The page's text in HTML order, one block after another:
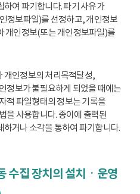
여 파기합니다. 파기 사유가
정보파일)를 선정하고, 개인정보
개인정보(또는 개인정보파일)를
개인정보의 처리목적달성,
정보가 불필요하게 되었을 때에는
적 파일형태의 정보는 기록을
을 사용합니다. 종이에 출력된
거나 소각을 통하여 파기합니다.
수집 장치의 설치ㆍ운영